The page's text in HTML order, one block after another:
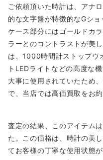
ご依頼頂いた時計は、アナ
的な文字盤が特徴的なGシ
ケース部分にはゴールドカ
ラーとのコントラストが美
は、1000時間計ストップウ
トLEDライトなどの高度な
大事に使用されていたため
で、当店では高価買取をお約
査定の結果、このアイテムは
た。この価格は、時計の美
てお客様の丁寧な使用状態